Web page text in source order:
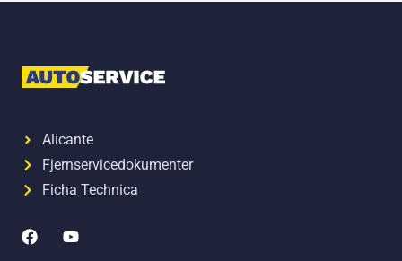
Alicante
Fjernservicedokumenter
Ficha Technica
F
a
Y